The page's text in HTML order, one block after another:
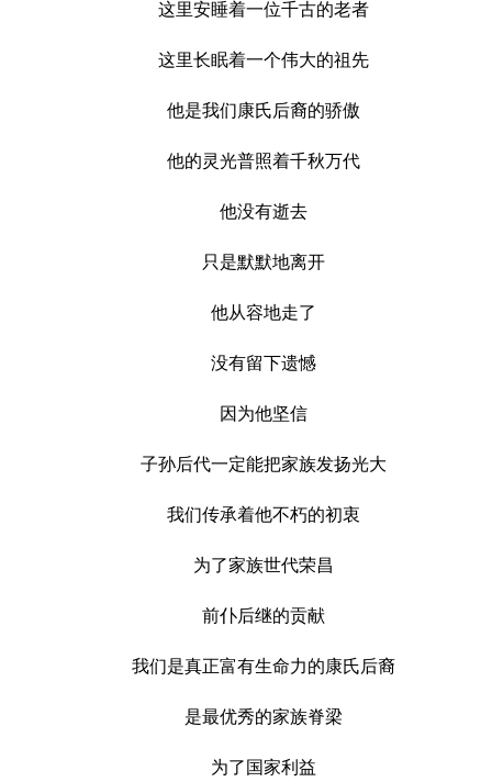
这里安睡着一位千古的老者
这里长眠着一个伟大的祖先
他是我们康氏后裔的骄傲
他的灵光普照着千秋万代
他没有逝去
只是默默地离开
他从容地走了
没有留下遗憾
因为他坚信
子孙后代一定能把家族发扬光大
我们传承着他不朽的初衷
为了家族世代荣昌
前仆后继的贡献
我们是真正富有生命力的康氏后裔
是最优秀的家族脊梁
为了国家利益